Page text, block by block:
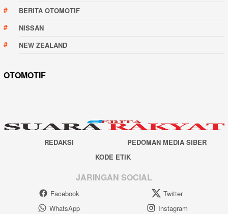
BERITA OTOMOTIF
NISSAN
NEW ZEALAND
OTOMOTIF
REDAKSI
PEDOMAN MEDIA SIBER
KODE ETIK
JARINGAN SOCIAL
Facebook
Twitter
WhatsApp
Instagram